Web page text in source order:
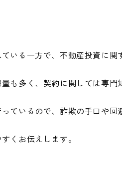
いる一方で、不動産投資に関
も多く、契約に関しては専門
ているので、詐欺の手口や回
くお伝えします。